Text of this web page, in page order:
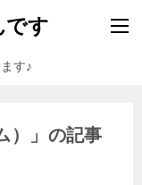
です
す♪
）」の記事